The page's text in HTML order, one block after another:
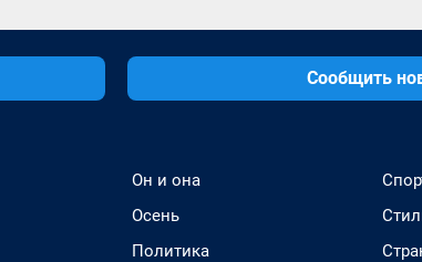
Сообщить
Он и она
Осень
Политика